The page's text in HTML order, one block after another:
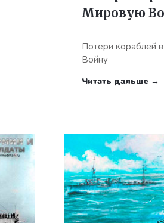
Мировую
Потери кораблей
Войну
Читать дальше →